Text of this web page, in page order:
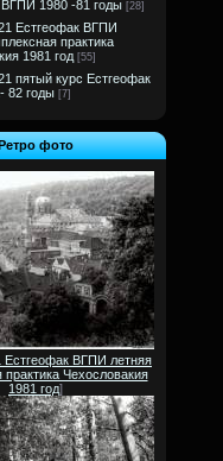
ВГПИ 1980 -81 годы [28]
Естгеофак ВГПИ
практика
1981 год [55]
пятый курс Естгеофак
82 годы [7]
фото
Естгеофак ВГПИ летняя
практика Чехословакия
1981 год]